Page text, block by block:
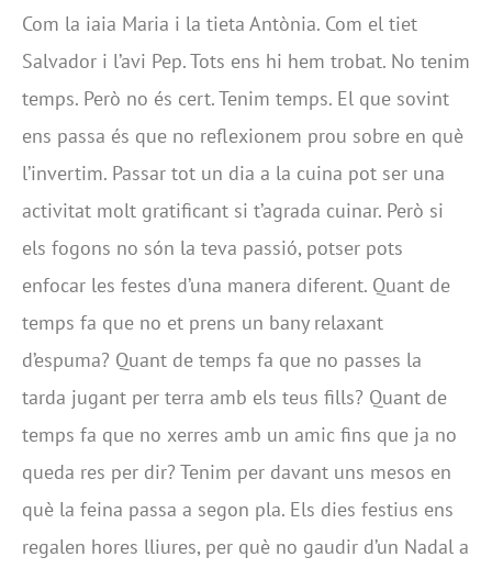
Com la iaia Maria i la tieta Antònia. Com el tiet
Salvador i l’avi Pep. Tots ens hi hem trobat. No tenim
temps. Però no és cert. Tenim temps. El que sovint
ens passa és que no reflexionem prou sobre en què
l’invertim. Passar tot un dia a la cuina pot ser una
activitat molt gratificant si t’agrada cuinar. Però si
els fogons no són la teva passió, potser pots
enfocar les festes d’una manera diferent. Quant de
temps fa que no et prens un bany relaxant
d’espuma? Quant de temps fa que no passes la
tarda jugant per terra amb els teus fills? Quant de
temps fa que no xerres amb un amic fins que ja no
queda res per dir? Tenim per davant uns mesos en
què la feina passa a segon pla. Els dies festius ens
regalen hores lliures, per què no gaudir d’un Nadal a